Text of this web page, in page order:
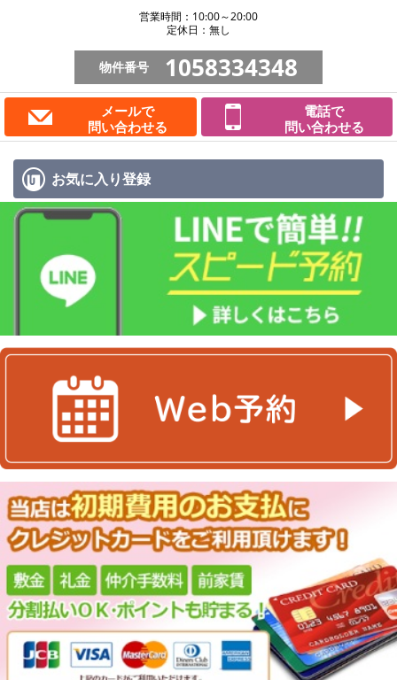
営業時間：10:00～20:00
定休日：無し
物件番号 1058334348
メールで
問い合わせる
電話で
問い合わせる
お気に入り登録